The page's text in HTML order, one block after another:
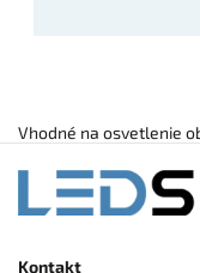
Vhodné na osvetlenie
Kontakt